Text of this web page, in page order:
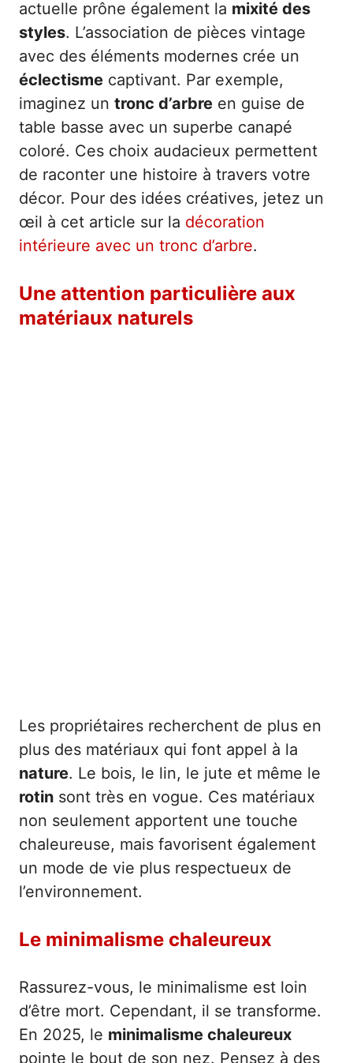
actuelle prône également la mixité des
styles. L’association de pièces vintage
avec des éléments modernes crée un
éclectisme captivant. Par exemple,
imaginez un tronc d’arbre en guise de
table basse avec un superbe canapé
coloré. Ces choix audacieux permettent
de raconter une histoire à travers votre
décor. Pour des idées créatives, jetez un
œil à cet article sur la décoration
intérieure avec un tronc d’arbre.
Une attention particulière aux
matériaux naturels
Les propriétaires recherchent de plus en
plus des matériaux qui font appel à la
nature. Le bois, le lin, le jute et même le
rotin sont très en vogue. Ces matériaux
non seulement apportent une touche
chaleureuse, mais favorisent également
un mode de vie plus respectueux de
l’environnement.
Le minimalisme chaleureux
Rassurez-vous, le minimalisme est loin
d’être mort. Cependant, il se transforme.
En 2025, le minimalisme chaleureux
pointe le bout de son nez. Pensez à des